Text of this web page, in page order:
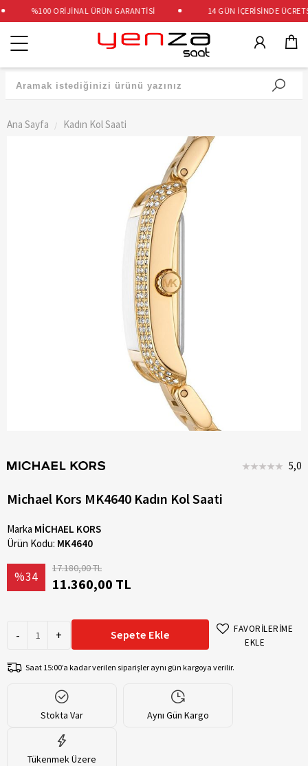
%100 ORİJİNAL ÜRÜN GARANTİSİ 14 GÜN İÇERİSİNDE
Kategoriler
Ana Sayfa Kadın Kol Saati
5,0
Michael Kors MK4640 Kadın Kol Saati
Marka MİCHAEL KORS
Ürün Kodu: MK4640
%34
17.180,00 TL
11.360,00 TL
- + Sepete Ekle
FAVORİLERİME
EKLE
Saat 15:00’a kadar verilen siparişler aynı gün kargoya verilir.
Stokta Var Aynı Gün Kargo
Tükenmek Üzere